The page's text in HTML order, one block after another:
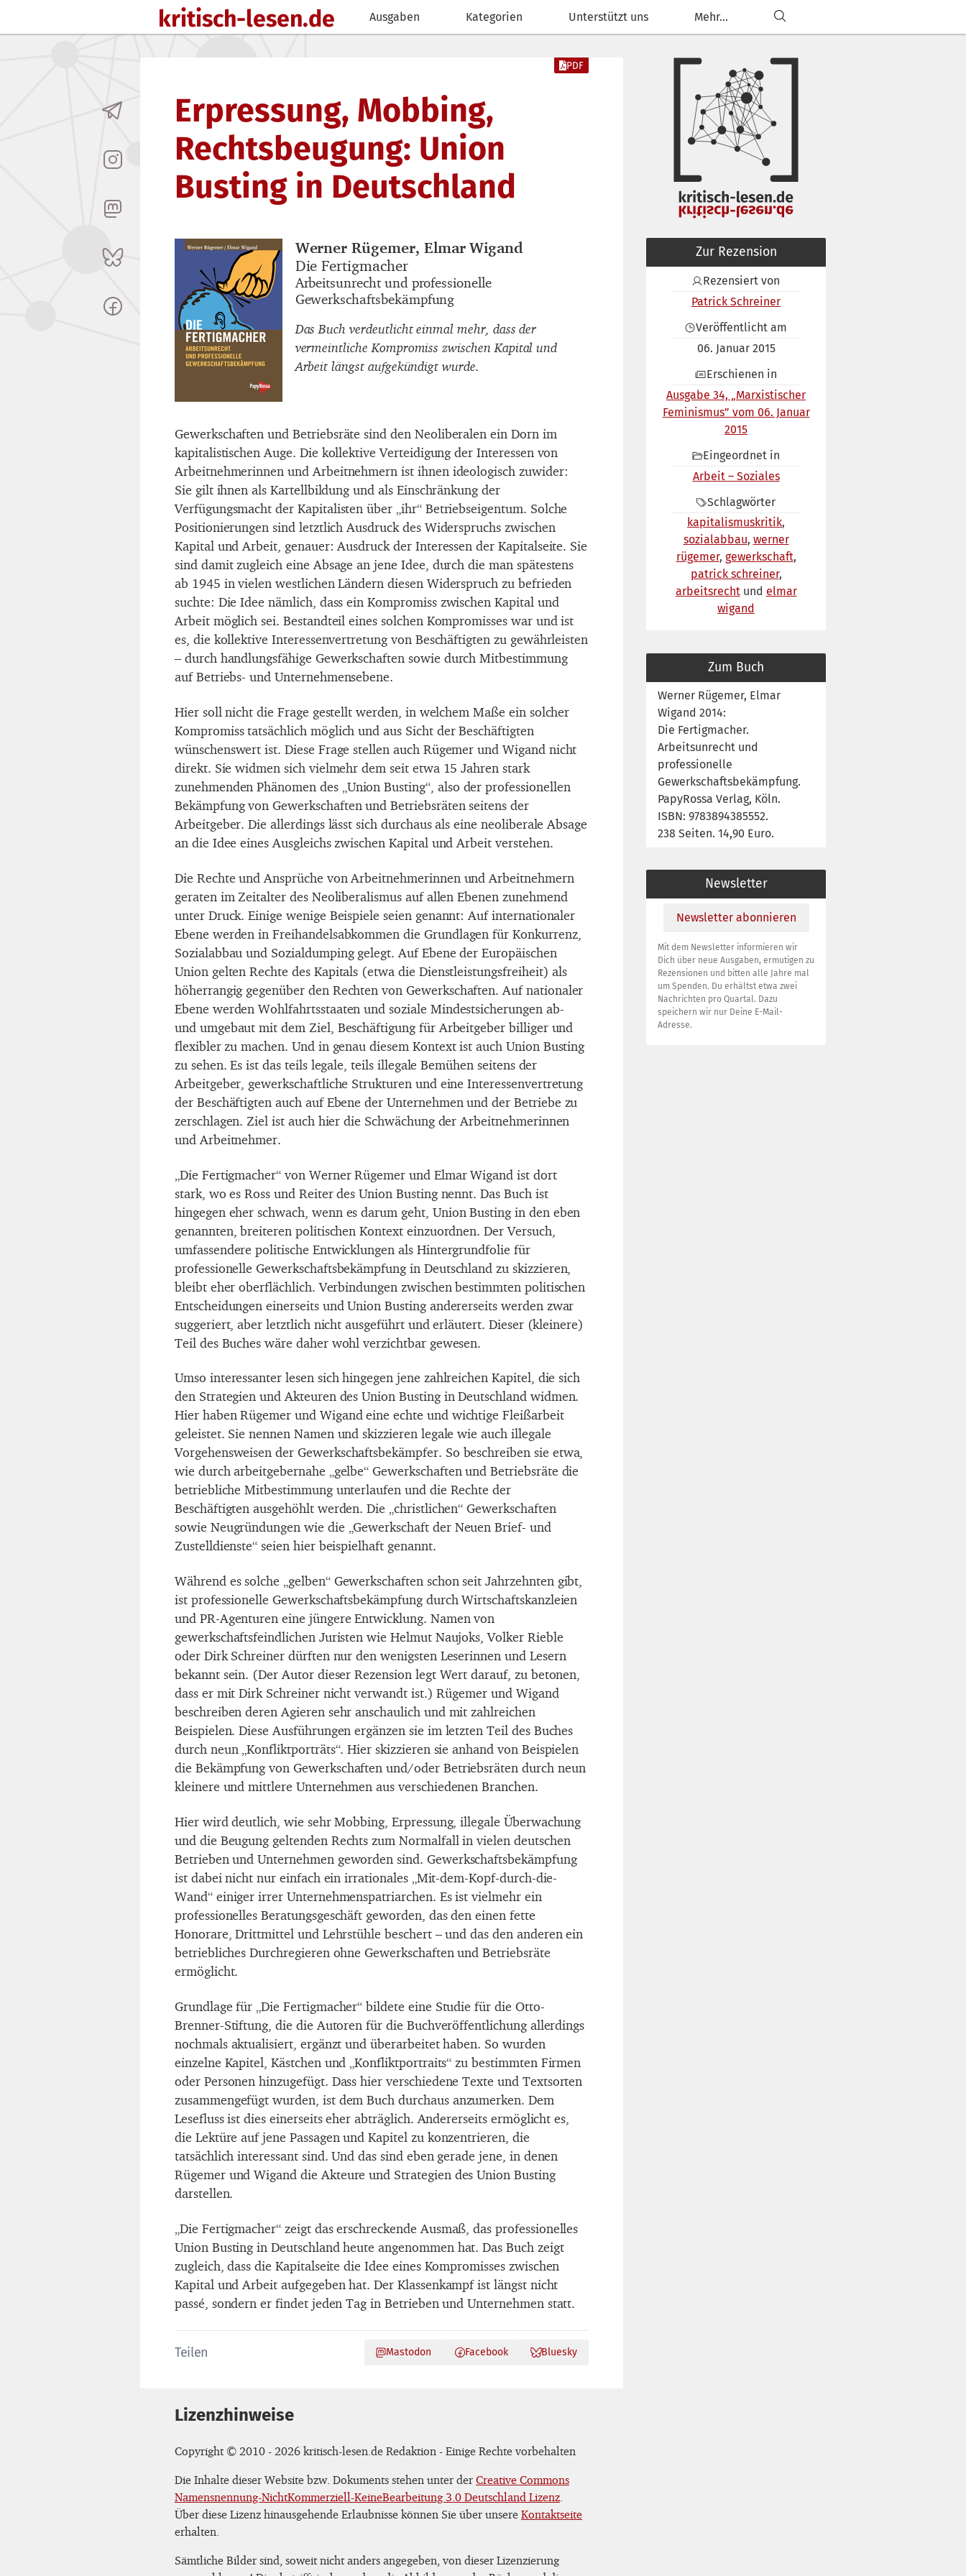
kritisch-lesen.de Ausgaben Kategorien Unterstützt uns Mehr...
Erpressung, Mobbing,
Rechtsbeugung: Union
Busting in Deutschland
PDF
Buchautor_innen
Werner Rügemer, Elmar Wigand
Buchtitel
Die Fertigmacher
Buchuntertitel
Arbeitsunrecht und professionelle
Gewerkschaftsbekämpfung
Das Buch verdeutlicht einmal mehr, dass der
vermeintliche Kompromiss zwischen Kapital und
Arbeit längst aufgekündigt wurde.
Gewerkschaften und Betriebsräte sind den Neoliberalen ein Dorn im
kapitalistischen Auge. Die kollektive Verteidigung der Interessen von
Arbeitnehmerinnen und Arbeitnehmern ist ihnen ideologisch zuwider:
Sie gilt ihnen als Kartellbildung und als Einschränkung der
Verfügungsmacht der Kapitalisten über „ihr“ Betriebseigentum. Solche
Positionierungen sind letztlich Ausdruck des Widerspruchs zwischen
Kapital und Arbeit, genauer: Ausdruck der Interessen der Kapitalseite. Sie
sind damit zugleich eine Absage an jene Idee, durch die man spätestens
ab 1945 in vielen westlichen Ländern diesen Widerspruch zu befrieden
suchte: Die Idee nämlich, dass ein Kompromiss zwischen Kapital und
Arbeit möglich sei. Bestandteil eines solchen Kompromisses war und ist
es, die kollektive Interessenvertretung von Beschäftigten zu gewährleisten
– durch handlungsfähige Gewerkschaften sowie durch Mitbestimmung
auf Betriebs- und Unternehmensebene.
Hier soll nicht die Frage gestellt werden, in welchem Maße ein solcher
Kompromiss tatsächlich möglich und aus Sicht der Beschäftigten
wünschenswert ist. Diese Frage stellen auch Rügemer und Wigand nicht
direkt. Sie widmen sich vielmehr dem seit etwa 15 Jahren stark
zunehmenden Phänomen des „Union Busting“, also der professionellen
Bekämpfung von Gewerkschaften und Betriebsräten seitens der
Arbeitgeber. Die allerdings lässt sich durchaus als eine neoliberale Absage
an die Idee eines Ausgleichs zwischen Kapital und Arbeit verstehen.
Die Rechte und Ansprüche von Arbeitnehmerinnen und Arbeitnehmern
geraten im Zeitalter des Neoliberalismus auf allen Ebenen zunehmend
unter Druck. Einige wenige Beispiele seien genannt: Auf internationaler
Ebene werden in Freihandelsabkommen die Grundlagen für Konkurrenz,
Sozialabbau und Sozialdumping gelegt. Auf Ebene der Europäischen
Union gelten Rechte des Kapitals (etwa die Dienstleistungsfreiheit) als
höherrangig gegenüber den Rechten von Gewerkschaften. Auf nationaler
Ebene werden Wohlfahrtsstaaten und soziale Mindestsicherungen ab-
und umgebaut mit dem Ziel, Beschäftigung für Arbeitgeber billiger und
flexibler zu machen. Und in genau diesem Kontext ist auch Union Busting
zu sehen. Es ist das teils legale, teils illegale Bemühen seitens der
Arbeitgeber, gewerkschaftliche Strukturen und eine Interessenvertretung
der Beschäftigten auch auf Ebene der Unternehmen und der Betriebe zu
zerschlagen. Ziel ist auch hier die Schwächung der Arbeitnehmerinnen
und Arbeitnehmer.
„Die Fertigmacher“ von Werner Rügemer und Elmar Wigand ist dort
stark, wo es Ross und Reiter des Union Busting nennt. Das Buch ist
hingegen eher schwach, wenn es darum geht, Union Busting in den eben
genannten, breiteren politischen Kontext einzuordnen. Der Versuch,
umfassendere politische Entwicklungen als Hintergrundfolie für
professionelle Gewerkschaftsbekämpfung in Deutschland zu skizzieren,
bleibt eher oberflächlich. Verbindungen zwischen bestimmten politischen
Entscheidungen einerseits und Union Busting andererseits werden zwar
suggeriert, aber letztlich nicht ausgeführt und erläutert. Dieser (kleinere)
Teil des Buches wäre daher wohl verzichtbar gewesen.
Umso interessanter lesen sich hingegen jene zahlreichen Kapitel, die sich
den Strategien und Akteuren des Union Busting in Deutschland widmen.
Hier haben Rügemer und Wigand eine echte und wichtige Fleißarbeit
geleistet. Sie nennen Namen und skizzieren legale wie auch illegale
Vorgehensweisen der Gewerkschaftsbekämpfer. So beschreiben sie etwa,
wie durch arbeitgebernahe „gelbe“ Gewerkschaften und Betriebsräte die
betriebliche Mitbestimmung unterlaufen und die Rechte der
Beschäftigten ausgehöhlt werden. Die „christlichen“ Gewerkschaften
sowie Neugründungen wie die „Gewerkschaft der Neuen Brief- und
Zustelldienste“ seien hier beispielhaft genannt.
Während es solche „gelben“ Gewerkschaften schon seit Jahrzehnten gibt,
ist professionelle Gewerkschaftsbekämpfung durch Wirtschaftskanzleien
und PR-Agenturen eine jüngere Entwicklung. Namen von
gewerkschaftsfeindlichen Juristen wie Helmut Naujoks, Volker Rieble
oder Dirk Schreiner dürften nur den wenigsten Leserinnen und Lesern
bekannt sein. (Der Autor dieser Rezension legt Wert darauf, zu betonen,
dass er mit Dirk Schreiner nicht verwandt ist.) Rügemer und Wigand
beschreiben deren Agieren sehr anschaulich und mit zahlreichen
Beispielen. Diese Ausführungen ergänzen sie im letzten Teil des Buches
durch neun „Konfliktporträts“. Hier skizzieren sie anhand von Beispielen
die Bekämpfung von Gewerkschaften und/oder Betriebsräten durch neun
kleinere und mittlere Unternehmen aus verschiedenen Branchen.
Hier wird deutlich, wie sehr Mobbing, Erpressung, illegale Überwachung
und die Beugung geltenden Rechts zum Normalfall in vielen deutschen
Betrieben und Unternehmen geworden sind. Gewerkschaftsbekämpfung
ist dabei nicht nur einfach ein irrationales „Mit-dem-Kopf-durch-die-
Wand“ einiger irrer Unternehmenspatriarchen. Es ist vielmehr ein
professionelles Beratungsgeschäft geworden, das den einen fette
Honorare, Drittmittel und Lehrstühle beschert – und das den anderen ein
betriebliches Durchregieren ohne Gewerkschaften und Betriebsräte
ermöglicht.
Grundlage für „Die Fertigmacher“ bildete eine Studie für die Otto-
Brenner-Stiftung, die die Autoren für die Buchveröffentlichung allerdings
nochmals aktualisiert, ergänzt und überarbeitet haben. So wurden
einzelne Kapitel, Kästchen und „Konfliktportraits“ zu bestimmten Firmen
oder Personen hinzugefügt. Dass hier verschiedene Texte und Textsorten
zusammengefügt wurden, ist dem Buch durchaus anzumerken. Dem
Lesefluss ist dies einerseits eher abträglich. Andererseits ermöglicht es,
die Lektüre auf jene Passagen und Kapitel zu konzentrieren, die
tatsächlich interessant sind. Und das sind eben gerade jene, in denen
Rügemer und Wigand die Akteure und Strategien des Union Busting
darstellen.
„Die Fertigmacher“ zeigt das erschreckende Ausmaß, das professionelles
Union Busting in Deutschland heute angenommen hat. Das Buch zeigt
zugleich, dass die Kapitalseite die Idee eines Kompromisses zwischen
Kapital und Arbeit aufgegeben hat. Der Klassenkampf ist längst nicht
passé, sondern er findet jeden Tag in Betrieben und Unternehmen statt.
Teilen Mastodon Facebook Bluesky
Lizenzhinweise
Copyright © 2010 - 2026 kritisch-lesen.de Redaktion - Einige Rechte vorbehalten
Die Inhalte dieser Website bzw. Dokuments stehen unter der Creative Commons
Namensnennung-NichtKommerziell-KeineBearbeitung 3.0 Deutschland Lizenz.
Über diese Lizenz hinausgehende Erlaubnisse können Sie über unsere Kontaktseite
erhalten.
Sämtliche Bilder sind, soweit nicht anders angegeben, von dieser Lizenzierung
Zur Rezension
Rezensiert von
Patrick Schreiner
Veröffentlicht am
06. Januar 2015
Erschienen in
Ausgabe 34, „Marxistischer
Feminismus” vom 06. Januar
2015
Eingeordnet in
Arbeit – Soziales
Schlagwörter
kapitalismuskritik
sozialabbau werner
rügemer gewerkschaft
patrick schreiner
arbeitsrecht
elmar
wigand
Zum Buch
Werner Rügemer, Elmar
Wigand 2014:
Die Fertigmacher.
Arbeitsunrecht und
professionelle
Gewerkschaftsbekämpfung.
PapyRossa Verlag, Köln.
ISBN: 9783894385552.
238 Seiten. 14,90 Euro.
Newsletter
Newsletter abonnieren
Mit dem Newsletter informieren wir
Dich über neue Ausgaben, ermutigen zu
Rezensionen und bitten alle Jahre mal
um Spenden. Du erhältst etwa zwei
Nachrichten pro Quartal. Dazu
speichern wir nur Deine E-Mail-
Adresse.